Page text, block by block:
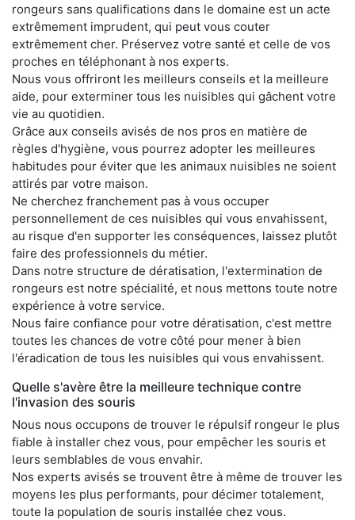
rongeurs sans qualifications dans le domaine est un acte
extrêmement imprudent, qui peut vous couter
extrêmement cher. Préservez votre santé et celle de vos
proches en téléphonant à nos experts.
Nous vous offriront les meilleurs conseils et la meilleure
aide, pour exterminer tous les nuisibles qui gâchent votre
vie au quotidien.
Grâce aux conseils avisés de nos pros en matière de
règles d'hygiène, vous pourrez adopter les meilleures
habitudes pour éviter que les animaux nuisibles ne soient
attirés par votre maison.
Ne cherchez franchement pas à vous occuper
personnellement de ces nuisibles qui vous envahissent,
au risque d'en supporter les conséquences, laissez plutôt
faire des professionnels du métier.
Dans notre structure de dératisation, l'extermination de
rongeurs est notre spécialité, et nous mettons toute notre
expérience à votre service.
Nous faire confiance pour votre dératisation, c'est mettre
toutes les chances de votre côté pour mener à bien
l'éradication de tous les nuisibles qui vous envahissent.
Quelle s'avère être la meilleure technique contre
l'invasion des souris
Nous nous occupons de trouver le répulsif rongeur le plus
fiable à installer chez vous, pour empêcher les souris et
leurs semblables de vous envahir.
Nos experts avisés se trouvent être à même de trouver les
moyens les plus performants, pour décimer totalement,
toute la population de souris installée chez vous.